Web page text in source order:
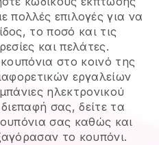
πολλές επιλογές για να
το ποσό και τις
και πελάτες.
στο κοινό της
εργαλείων
ηλεκτρονικού
σας, δείτε τα
σας καθώς και
το κουπόνι.